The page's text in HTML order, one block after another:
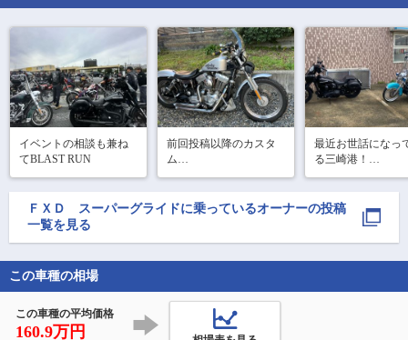
イベントの相談も兼ね
てBLAST RUN
前回投稿以降のカスタ
ム
風防装着
グリップ交換
フットペグ交換
最近お世話になっ
る三崎港！
3日はパーティー🎉
路地に入ると…そ
昭和ロマン！
ＦＸＤ スーパーグライドに乗っているオーナーの投稿
一覧を見る
この車種の相場
この車種の平均価格
160.9万円